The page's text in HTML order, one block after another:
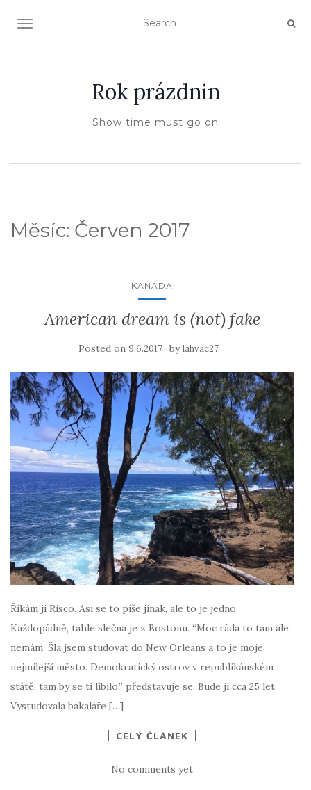
TOGGLE NAVIGATION
Rok prázdnin
Show time must go on
Měsíc: Červen 2017
KANADA
American dream is (not) fake
Posted on 9.6.2017 bylahvac27
Říkám jí Risco. Asi se to píše jinak, ale to je jedno.
Každopádně, tahle slečna je z Bostonu. “Moc ráda to tam ale
nemám. Šla jsem studovat do New Orleans a to je moje
nejmilejší město. Demokratický ostrov v republikánském
státě, tam by se ti líbilo,” představuje se. Bude jí cca 25 let.
Vystudovala bakaláře […]
CELÝ ČLÁNEK
No comments yet